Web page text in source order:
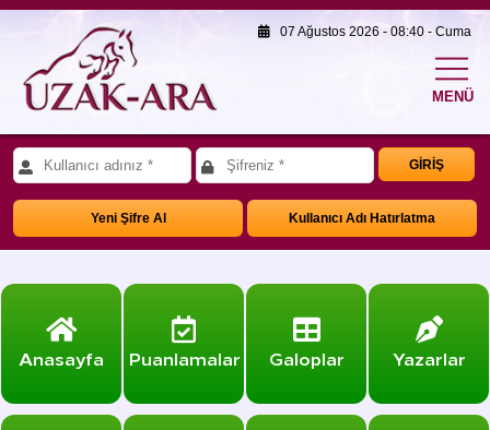
07 Ağustos 2026 - 08:40 - Cuma
MENÜ
GİRİŞ
Yeni Şifre Al Kullanıcı Adı Hatırlatma
Anasayfa Puanlamalar Galoplar Yazarlar